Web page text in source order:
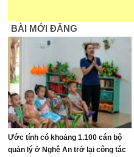
BÀI MỚI ĐĂNG
Ước tính có khoảng 1.100 cán bộ
quản lý ở Nghệ An trở lại công tác